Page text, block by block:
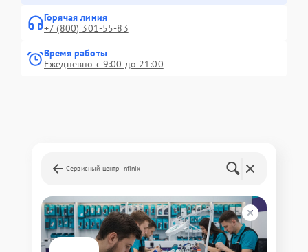
Горячая линия
+7 (800) 301-55-83
Время работы
Ежедневно с 9:00 до 21:00
Сервисный центр Infinix